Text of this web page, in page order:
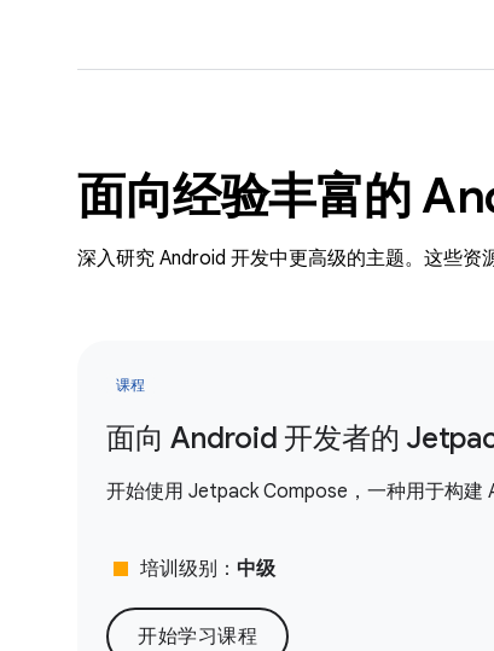
面向经验丰富的
深入研究 Android 开发中更高级的主题。这些资
课程
面向 Android 开发者的
开始使用 Jetpack Compose，一种用于构建
stop 培训级别： 中级
开始学习课程